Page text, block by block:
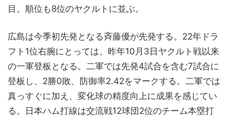
目。順位も8位のヤクルトに並ぶ。
広島は今季初先発となる斉藤優が先発する。22年ドラ
フト1位右腕にとっては、昨年10月3日ヤクルト戦以来
の一軍登板となる。二軍では先発4試合を含む7試合に
登板し、2勝0敗、防御率2.42をマークする。二軍では
真っすぐに加え、変化球の精度向上に成果を感じてい
る。日本ハム打線は交流戦12球団2位のチーム本塁打